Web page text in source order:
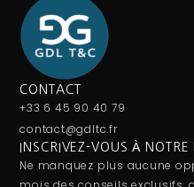
CONTACT
+33 6 45 90 40 79
contact@gdltc.fr
INSCRIVEZ-VOUS À NOTRE
Ne manquez plus aucune